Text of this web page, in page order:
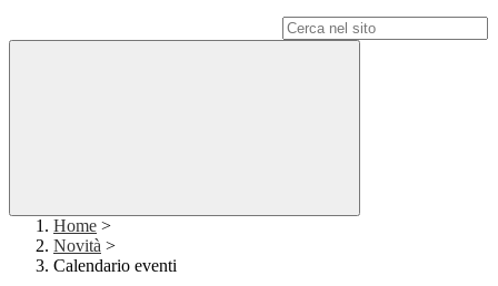
Home >
Novità >
Calendario eventi